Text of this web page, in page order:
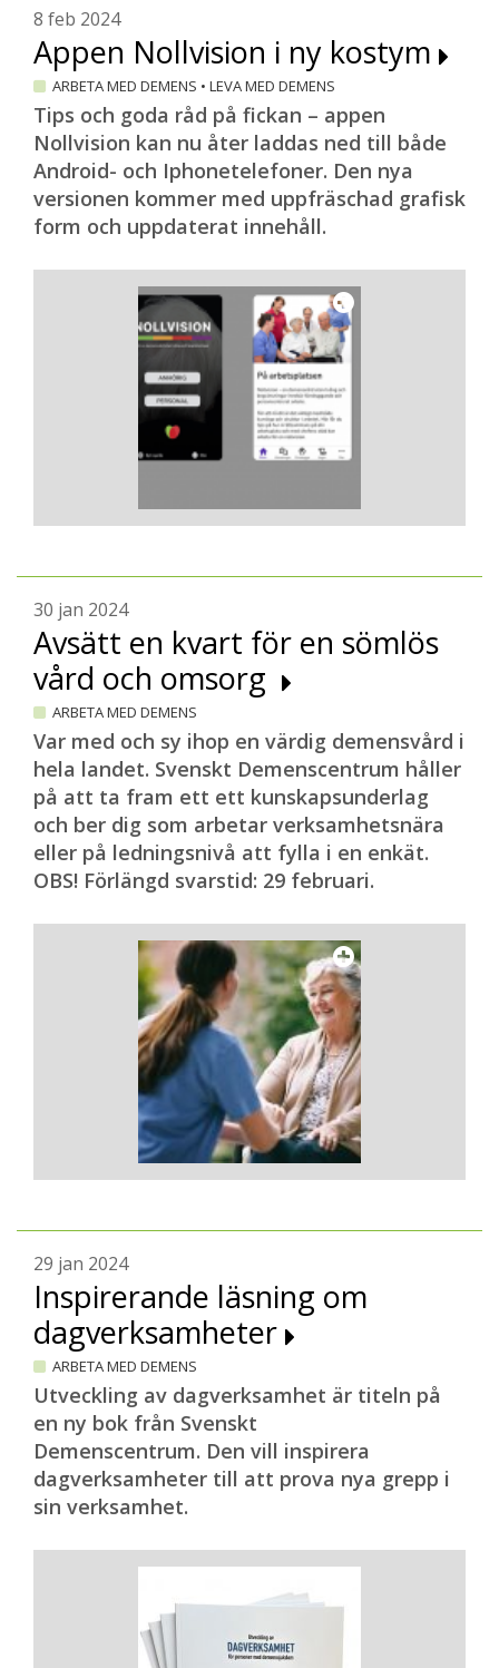
8 feb 2024
Appen Nollvision i ny kostym
ARBETA MED DEMENS • LEVA MED DEMENS
Tips och goda råd på fickan – appen
Nollvision kan nu åter laddas ned till både
Android- och Iphonetelefoner. Den nya
versionen kommer med uppfräschad grafisk
form och uppdaterat innehåll.
30 jan 2024
Avsätt en kvart för en sömlös
vård och omsorg
ARBETA MED DEMENS
Var med och sy ihop en värdig demensvård i
hela landet. Svenskt Demenscentrum håller
på att ta fram ett ett kunskapsunderlag
och ber dig som arbetar verksamhetsnära
eller på ledningsnivå att fylla i en enkät.
OBS! Förlängd svarstid: 29 februari.
29 jan 2024
Inspirerande läsning om
dagverksamheter
ARBETA MED DEMENS
Utveckling av dagverksamhet är titeln på
en ny bok från Svenskt
Demenscentrum. Den vill inspirera
dagverksamheter till att prova nya grepp i
sin verksamhet.